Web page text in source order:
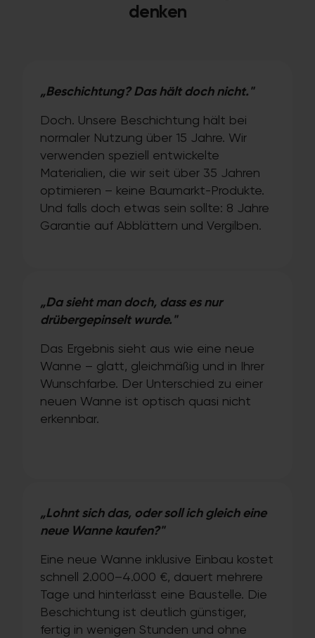
denken
„Beschichtung? Das hält doch nicht."
Doch. Unsere Beschichtung hält bei
normaler Nutzung über 15 Jahre. Wir
verwenden speziell entwickelte
Materialien, die wir seit über 35 Jahren
optimieren – keine Baumarkt-Produkte.
Und falls doch etwas sein sollte: 8 Jahre
Garantie auf Abblättern und Vergilben.
„Da sieht man doch, dass es nur
drübergepinselt wurde."
Das Ergebnis sieht aus wie eine neue
Wanne – glatt, gleichmäßig und in Ihrer
Wunschfarbe. Der Unterschied zu einer
neuen Wanne ist optisch quasi nicht
erkennbar.
„Lohnt sich das, oder soll ich gleich eine
neue Wanne kaufen?"
Eine neue Wanne inklusive Einbau kostet
schnell 2.000–4.000 €, dauert mehrere
Tage und hinterlässt eine Baustelle. Die
Beschichtung ist deutlich günstiger,
fertig in wenigen Stunden und ohne